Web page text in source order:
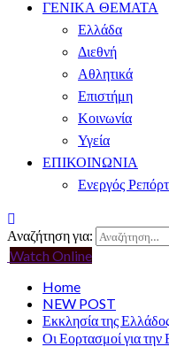
ΓΕΝΙΚΑ ΘΕΜΑΤΑ
Ελλάδα
Διεθνή
Αθλητικά
Επιστήμη
Κοινωνία
Υγεία
ΕΠΙΚΟΙΝΩΝΙΑ
Ενεργός
Αναζήτηση για:
Watch Online
Home
NEW POST
Εκκλησία της
Οι Εορτασμοί για